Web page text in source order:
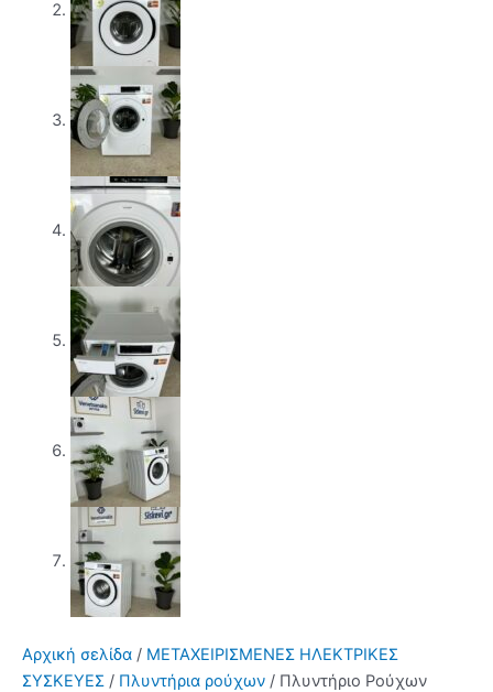
Αρχική σελίδα / ΜΕΤΑΧΕΙΡΙΣΜΕΝΕΣ ΗΛΕΚΤΡΙΚΕΣ
ΣΥΣΚΕΥΕΣ / Πλυντήρια ρούχων / Πλυντήριο Ρούχων